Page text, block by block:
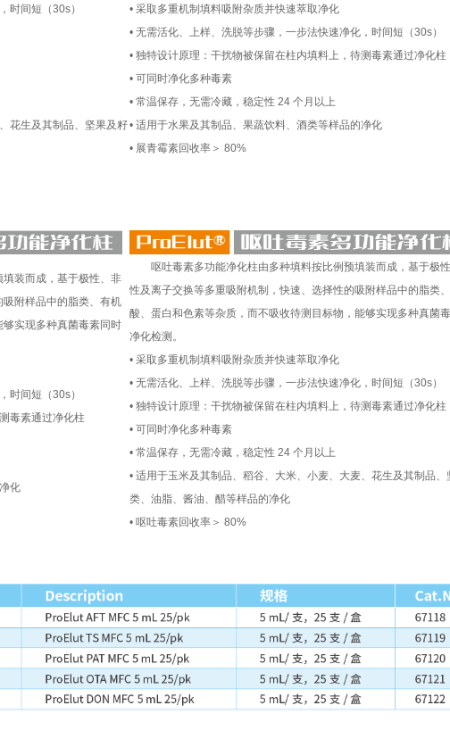
时间短（30s）
花生及其制品、坚果及籽
• 采取多重机制填料吸附杂质并快速萃取净化
• 无需活化、上样、洗脱等步骤，一步法快速净化，时间短（30s）
• 独特设计原理：干扰物被保留在柱内填料上，待测毒素通过净化柱
• 可同时净化多种毒素
• 常温保存，无需冷藏，稳定性 24 个月以上
• 适用于水果及其制品、果蔬饮料、酒类等样品的净化
• 展青霉素回收率＞ 80%
装而成，基于极性、非
附样品中的脂类、有机
实现多种真菌毒素同时
时间短（30s）
毒素通过净化柱
化
呕吐毒素多功能净化柱由多种填料按比例预填装而成，基于极
性及离子交换等多重吸附机制，快速、选择性的吸附样品中的脂类
酸、蛋白和色素等杂质，而不吸收待测目标物，能够实现多种真菌
净化检测。
• 采取多重机制填料吸附杂质并快速萃取净化
• 无需活化、上样、洗脱等步骤，一步法快速净化，时间短（30s）
• 独特设计原理：干扰物被保留在柱内填料上，待测毒素通过净化柱
• 可同时净化多种毒素
• 常温保存，无需冷藏，稳定性 24 个月以上
• 适用于玉米及其制品、稻谷、大米、小麦、大麦、花生及其制品、
类、油脂、酱油、醋等样品的净化
• 呕吐毒素回收率＞ 80%